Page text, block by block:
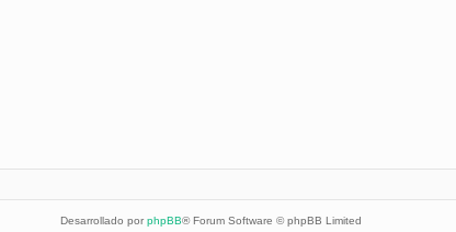
Desarrollado por phpBB® Forum Software © phpBB Limited